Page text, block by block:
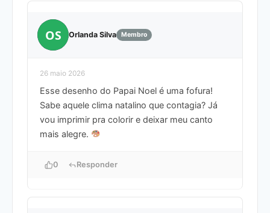
OS Orlanda Silva Membro
26 maio 2026
Esse desenho do Papai Noel é uma fofura!
Sabe aquele clima natalino que contagia? Já
vou imprimir pra colorir e deixar meu canto
mais alegre.
0 Responder